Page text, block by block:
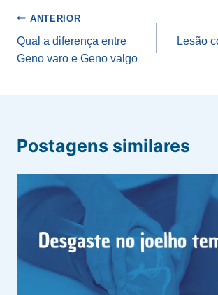
Navegação
de
Post
ANTERIOR
Qual a diferença entre
Geno varo e Geno valgo
Lesão
Postagens similares